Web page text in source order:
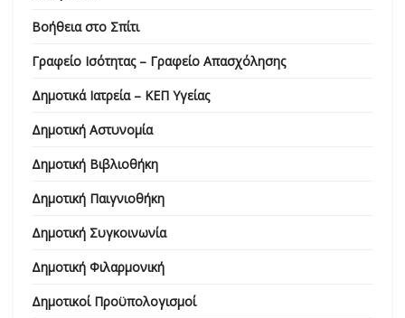
Βοήθεια στο Σπίτι
Γραφείο Ισότητας – Γραφείο Απασχόλησης
Δημοτικά Ιατρεία – ΚΕΠ Υγείας
Δημοτική Αστυνομία
Δημοτική Βιβλιοθήκη
Δημοτική Παιγνιοθήκη
Δημοτική Συγκοινωνία
Δημοτική Φιλαρμονική
Δημοτικοί Προϋπολογισμοί